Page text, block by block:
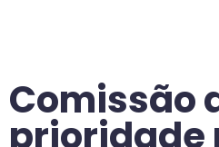
Comissão
prioridade